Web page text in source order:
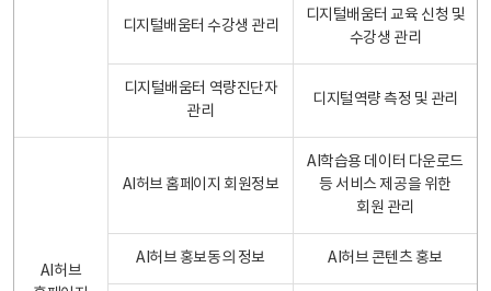
디지털배움터 수강생 관리
디지털배움터 교육 신청 및
수강생 관리
디지털배움터 역량진단자
관리
디지털역량 측정 및 관리
AI허브
AI허브 홈페이지 회원정보
AI학습용 데이터 다운로드
등 서비스 제공을 위한
회원 관리
AI허브 홍보동의 정보 AI허브 콘텐츠 홍보